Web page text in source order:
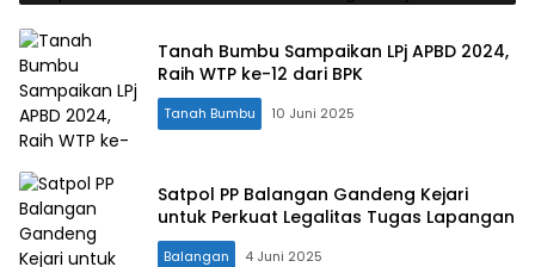
Tanah Bumbu Sampaikan LPj APBD 2024,
Raih WTP ke-12 dari BPK
Tanah Bumbu 10 Juni 2025
Satpol PP Balangan Gandeng Kejari
untuk Perkuat Legalitas Tugas Lapangan
Balangan 4 Juni 2025